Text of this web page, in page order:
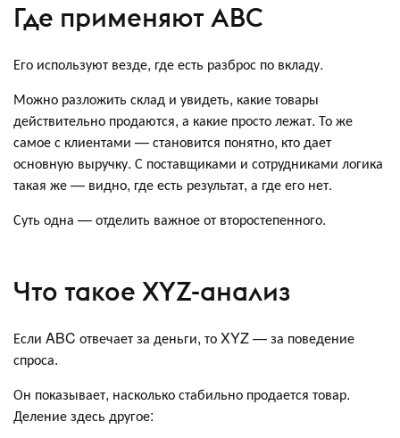
Где применяют ABC
Его используют везде, где есть разброс по вкладу.
Можно разложить склад и увидеть, какие товары
действительно продаются, а какие просто лежат. То же
самое с клиентами — становится понятно, кто дает
основную выручку. С поставщиками и сотрудниками логика
такая же — видно, где есть результат, а где его нет.
Суть одна — отделить важное от второстепенного.
Что такое XYZ-анализ
Если ABC отвечает за деньги, то XYZ — за поведение
спроса.
Он показывает, насколько стабильно продается товар.
Деление здесь другое: